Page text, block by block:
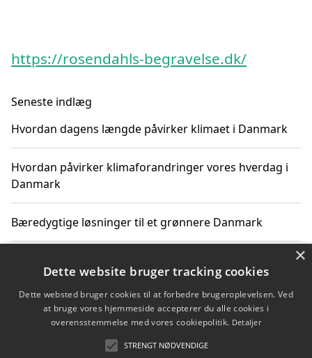
https://rosendahls-begravelse.dk/
Seneste indlæg
Hvordan dagens længde påvirker klimaet i Danmark
Hvordan påvirker klimaforandringer vores hverdag i
Danmark
Bæredygtige løsninger til et grønnere Danmark
klimaændringer
Hvordan klimaændringer påvirker danske unges
×
Dette website bruger tracking cookies
Dette websted bruger cookies til at forbedre brugeroplevelsen. Ved
at bruge vores hjemmeside accepterer du alle cookies i
overensstemmelse med vores cookiepolitik. Detaljer
STRENGT NØDVENDIGE